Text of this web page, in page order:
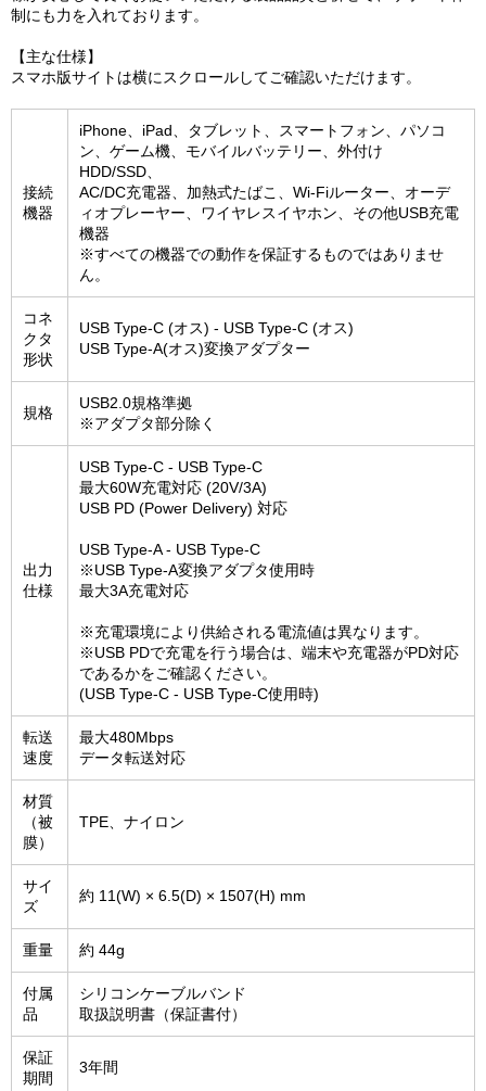
制にも力を入れております。
【主な仕様】
スマホ版サイトは横にスクロールしてご確認いただけます。
接続
機器
iPhone、iPad、タブレット、スマートフォン、パソコ
ン、ゲーム機、モバイルバッテリー、外付け
HDD/SSD、
AC/DC充電器、加熱式たばこ、Wi-Fiルーター、オーデ
ィオプレーヤー、ワイヤレスイヤホン、その他USB充電
機器
※すべての機器での動作を保証するものではありませ
ん。
コネ
クタ
形状
USB Type-C (オス) - USB Type-C (オス)
USB Type-A(オス)変換アダプター
規格
USB2.0規格準拠
※アダプタ部分除く
出力
仕様
USB Type-C - USB Type-C
最大60W充電対応 (20V/3A)
USB PD (Power Delivery) 対応
USB Type-A - USB Type-C
※USB Type-A変換アダプタ使用時
最大3A充電対応
※充電環境により供給される電流値は異なります。
※USB PDで充電を行う場合は、端末や充電器がPD対応
であるかをご確認ください。
(USB Type-C - USB Type-C使用時)
転送
速度
最大480Mbps
データ転送対応
材質
（被
膜）
TPE、ナイロン
サイ
ズ
約 11(W) × 6.5(D) × 1507(H) mm
重量 約 44g
付属
品
シリコンケーブルバンド
取扱説明書（保証書付）
保証
期間
3年間